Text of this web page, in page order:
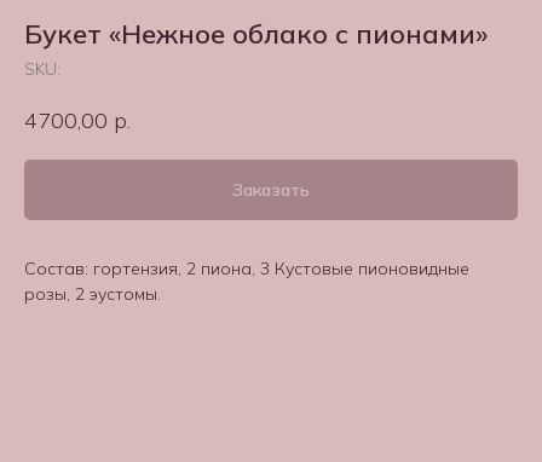
Букет «Нежное облако с пионами»
SKU:
4700,00 р.
Заказать
Состав: гортензия, 2 пиона, 3 Кустовые пионовидные
розы, 2 эустомы.